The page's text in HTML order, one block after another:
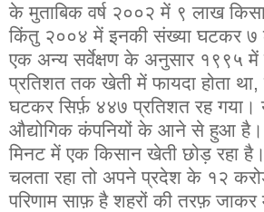
के मुताबिक वर्ष २००२ में ९ लाख
किंतु २००४ में इनकी संख्या घटकर ७
एक अन्य सर्वेक्षण के अनुसार १९९५
प्रतिशत तक खेती में फायदा होता
घटकर सिर्फ़ ४४७ प्रतिशत रह गया।
औद्योगिक कंपनियों के आने से हुआ है।
मिनट में एक किसान खेती छोड़ रहा
चलता रहा तो अपने प्रदेश के १२
परिणाम साफ़ है शहरों की तरफ़